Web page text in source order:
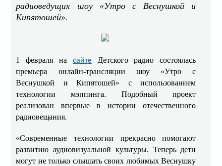
радиоведущих шоу «Утро с Веснушкой и
Кипятошей».
1 февраля на сайтеДетского радио состоялась
премьера онлайн-трансляции шоу «Утро с
Веснушкой и Кипятошей» с использованием
технологии мэппинга. Подобный проект
реализован впервые в истории отечественного
радиовещания.
«Современные технологии прекрасно помогают
развитию аудиовизуальной культуры. Теперь дети
могут не только слышать своих любимых Веснушку